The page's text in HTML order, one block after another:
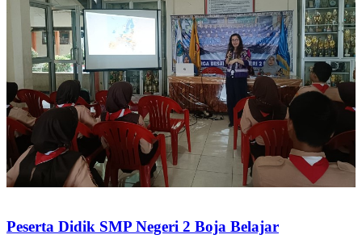
Peserta Didik SMP Negeri 2 Boja Belajar